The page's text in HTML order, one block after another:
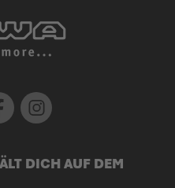
Instagram
DICH AUF DEM